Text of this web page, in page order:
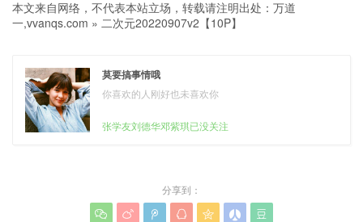
本文来自网络，不代表本站立场，转载请注明出处： 万道
一,vvanqs.com » 二次元20220907v2【10P】
莫要搞事情哦
你喜欢的人刚好也未喜欢你
张学友刘德华邓紫琪已没关注
分享到：
      